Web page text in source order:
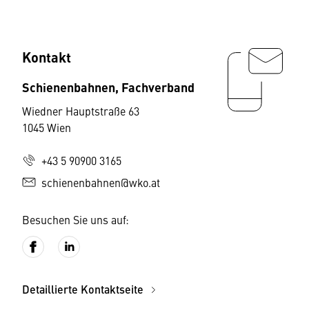
Kontakt
Schienenbahnen, Fachverband
Wiedner Hauptstraße 63
1045 Wien
+43 5 90900 3165
schienenbahnen@wko.at
Besuchen Sie uns auf:
Detaillierte Kontaktseite